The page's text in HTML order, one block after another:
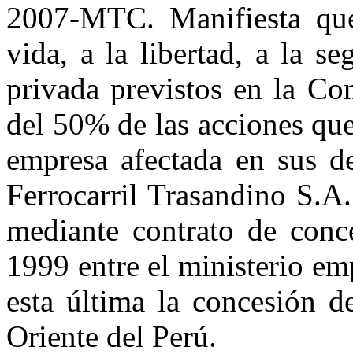
2007-MTC. Manifiesta
vida, a la libertad, a la
privada previstos en la
del 50% de las acciones
empresa afectada en sus
Ferrocarril Trasandino
mediante contrato de
1999 entre el ministerio
esta última la concesión
Oriente del Perú.